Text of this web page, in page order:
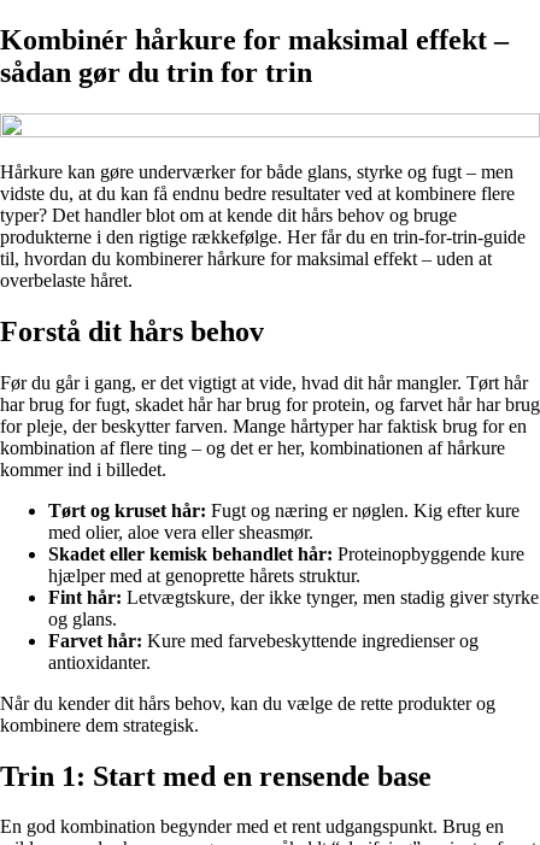
Kombinér hårkure for maksimal effekt –
sådan gør du trin for trin
Hårkure kan gøre underværker for både glans, styrke og fugt – men
vidste du, at du kan få endnu bedre resultater ved at kombinere flere
typer? Det handler blot om at kende dit hårs behov og bruge
produkterne i den rigtige rækkefølge. Her får du en trin-for-trin-guide
til, hvordan du kombinerer hårkure for maksimal effekt – uden at
overbelaste håret.
Forstå dit hårs behov
Før du går i gang, er det vigtigt at vide, hvad dit hår mangler. Tørt hår
har brug for fugt, skadet hår har brug for protein, og farvet hår har brug
for pleje, der beskytter farven. Mange hårtyper har faktisk brug for en
kombination af flere ting – og det er her, kombinationen af hårkure
kommer ind i billedet.
Tørt og kruset hår: Fugt og næring er nøglen. Kig efter kure
med olier, aloe vera eller sheasmør.
Skadet eller kemisk behandlet hår: Proteinopbyggende kure
hjælper med at genoprette hårets struktur.
Fint hår: Letvægtskure, der ikke tynger, men stadig giver styrke
og glans.
Farvet hår: Kure med farvebeskyttende ingredienser og
antioxidanter.
Når du kender dit hårs behov, kan du vælge de rette produkter og
kombinere dem strategisk.
Trin 1: Start med en rensende base
En god kombination begynder med et rent udgangspunkt. Brug en